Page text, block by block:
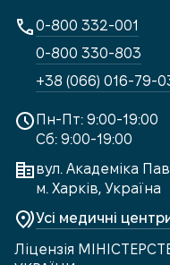
Пн-Пт: 9:00-19:00
Сб: 9:00-19:00
вул. Академіка
м. Харків, Україна
Усі медичні
Ліцензія
0-800 332-001
0-800 330-803
+38 (066) 016-79-